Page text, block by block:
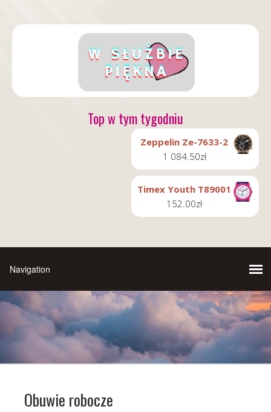
Top w tym tygodniu
Zeppelin Ze-7633-2
1 084.50zł
Timex Youth T89001
152.00zł
Obuwie robocze